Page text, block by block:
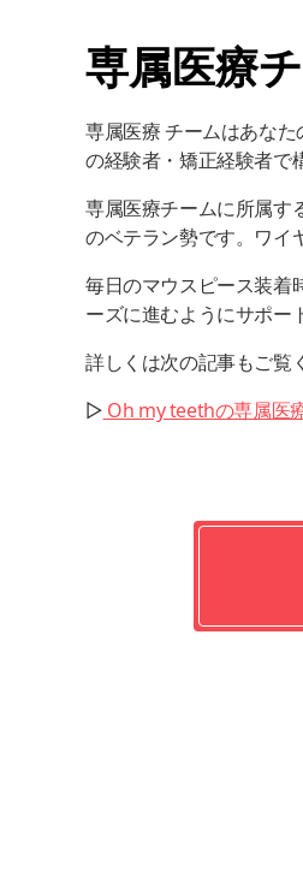
専属医療
専属医療 チームはあな
の経験者・矯正経験者で
専属医療チームに所属す
のベテラン勢です。ワイ
毎日のマウスピース装着
ーズに進むようにサポー
詳しくは次の記事もご覧
▷ Oh my teethの専属医